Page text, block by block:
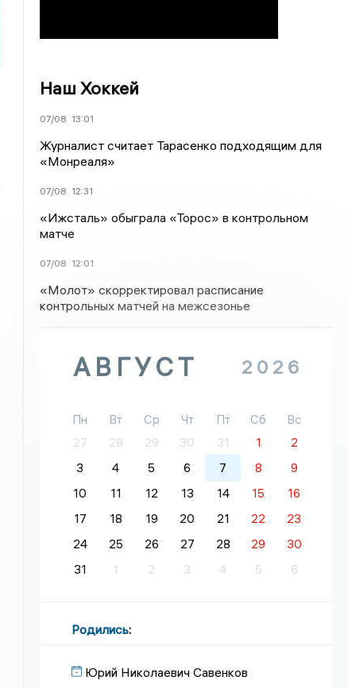
Наш Хоккей
07/08 13:01
Журналист считает Тарасенко подходящим для
«Монреаля»
07/08 12:31
«Ижсталь» обыграла «Торос» в контрольном
матче
07/08 12:01
«Молот» скорректировал расписание
контрольных матчей на межсезонье
АВГУСТ 2026
Пн Вт Ср Чт Пт Сб
Вс
27
28 29 30 31 1
2
3
4 5 6 7 8
9
10
11 12 13 14 15
16
17
18 19 20 21 22
23
24
25 26 27 28 29
30
31
1 2 3 4 5 6
Родились:
Юрий Николаевич Савенков